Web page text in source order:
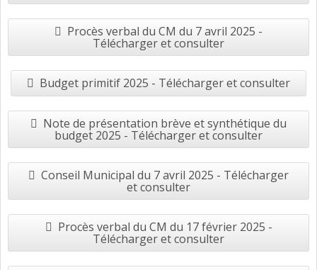
Procès verbal du CM du 7 avril 2025 -
Télécharger et consulter
Budget primitif 2025 - Télécharger et consulter
Note de présentation brève et synthétique du
budget 2025 - Télécharger et consulter
Conseil Municipal du 7 avril 2025 - Télécharger
et consulter
Procès verbal du CM du 17 février 2025 -
Télécharger et consulter